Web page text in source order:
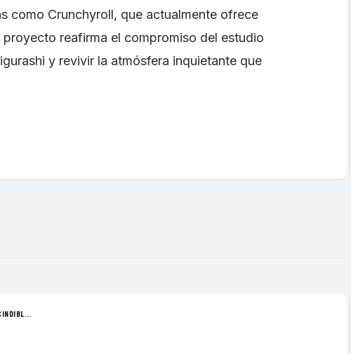
como Crunchyroll, que actualmente ofrece
reafirma el compromiso del estudio
y revivir la atmósfera inquietante que